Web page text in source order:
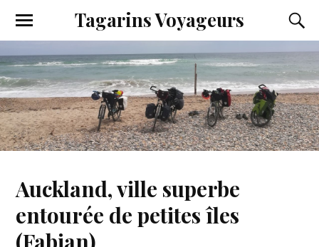
Tagarins Voyageurs
Auckland, ville superbe
entourée de petites îles
(Fabian)